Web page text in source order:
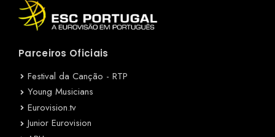
Parceiros Oficiais
Festival da Canção - RTP
Young Musicians
Eurovision.tv
Junior Eurovision